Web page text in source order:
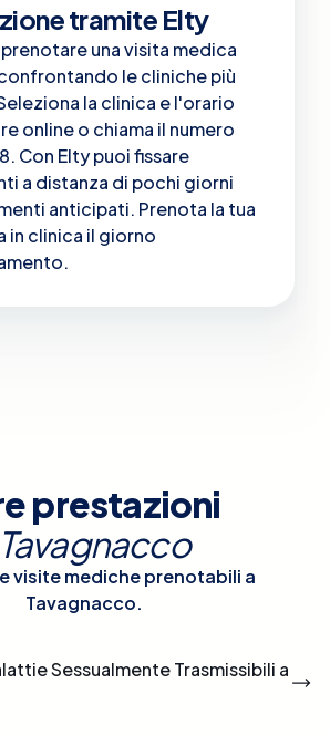
tramite Elty
una visita medica
le cliniche più
la clinica e l'orario
online o chiama il numero
Con Elty puoi fissare
a distanza di pochi giorni
anticipati. Prenota la tua
in clinica il giorno
prestazioni
Tavagnacco
visite mediche prenotabili a
Tavagnacco.
Sessualmente Trasmissibili a